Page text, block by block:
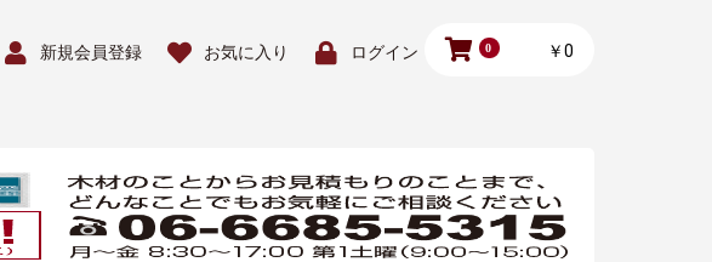
新規会員登録 お気に入り ログイン 0 ￥0